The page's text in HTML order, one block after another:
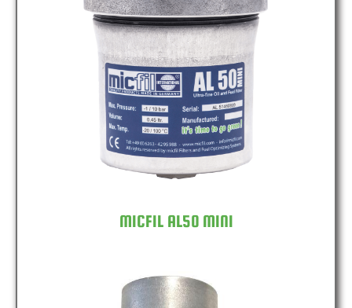
MICFIL AL50 MINI
MICFIL AL50 MINI